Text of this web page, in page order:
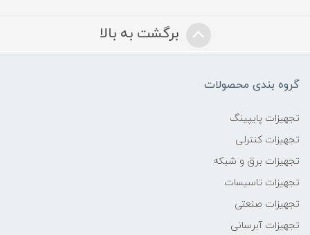
برگشت به بالا
گروه بندی محصولات
تجهیزات پایپینگ
تجهیزات کنترلی
تجهیزات برق و شبکه
تجهیزات تاسیسات
تجهیزات صنعتی
تجهیزات آبرسانی